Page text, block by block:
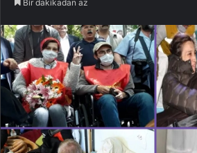
Bir dakikadan az